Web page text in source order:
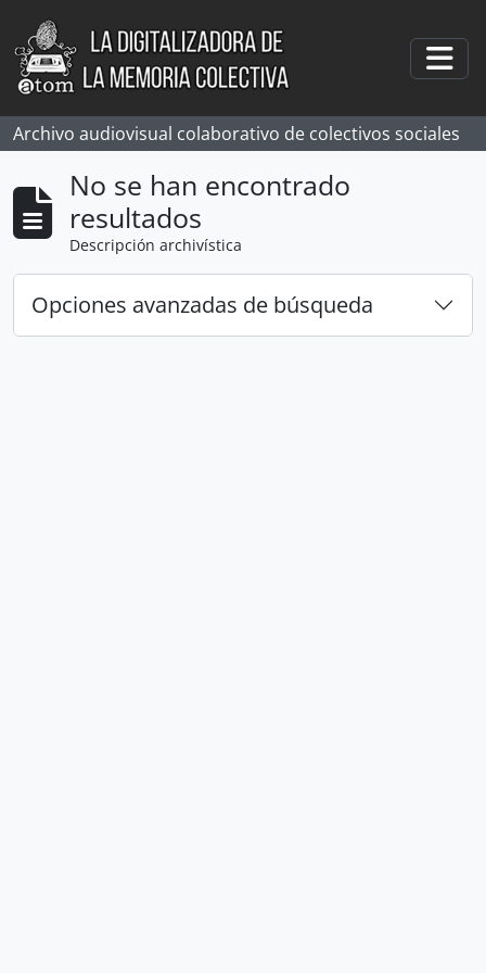
Skip to main content
Archivo audiovisual colaborativo de colectivos sociales
No se han encontrado
resultados
Descripción archivística
Opciones avanzadas de búsqueda